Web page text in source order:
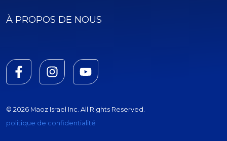
À PROPOS DE NOUS
© 2026 Maoz Israel Inc. All Rights Reserved.
politique de confidentialité